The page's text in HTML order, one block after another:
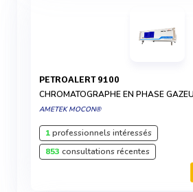
PETROALERT 9100
CHROMATOGRAPHE EN PHASE
AMETEK MOCON®
1professionnels intéressés
853 consultations récentes